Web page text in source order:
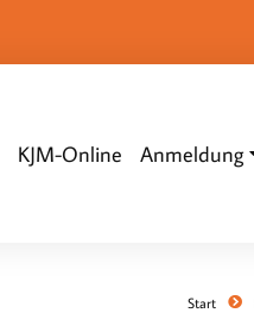
KJM-Online Anmeldung
Start